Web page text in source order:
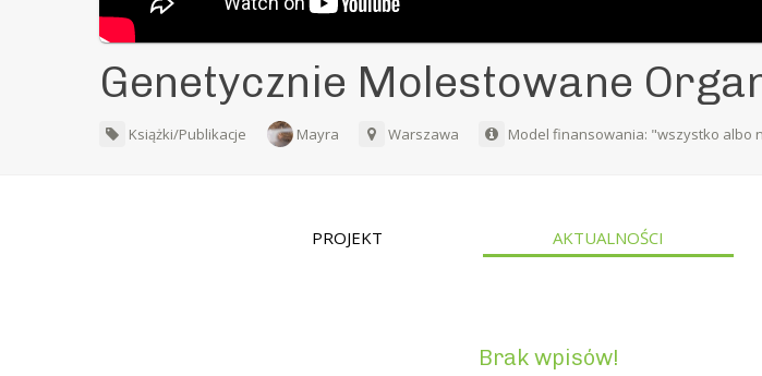
Genetycznie Molestowane
Książki/Publikacje Mayra Warszawa Model finansowania: "wszystko albo
PROJEKT AKTUALNOŚCI
Brak wpisów!